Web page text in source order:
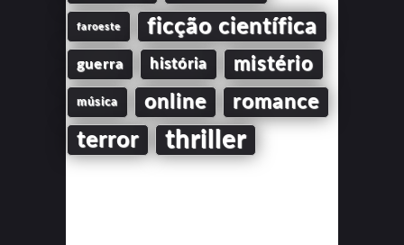
faroeste ficção científica
guerra história mistério
música online romance
terror thriller